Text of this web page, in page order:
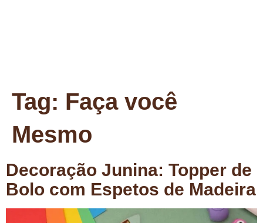
Tag: Faça você
Mesmo
Decoração Junina: Topper de
Bolo com Espetos de Madeira